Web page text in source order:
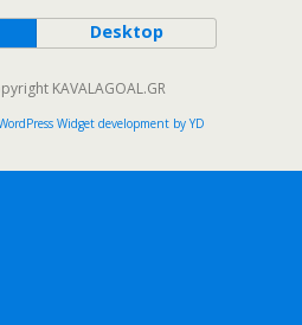
Desktop
KAVALAGOAL.GR
Widget development by YD